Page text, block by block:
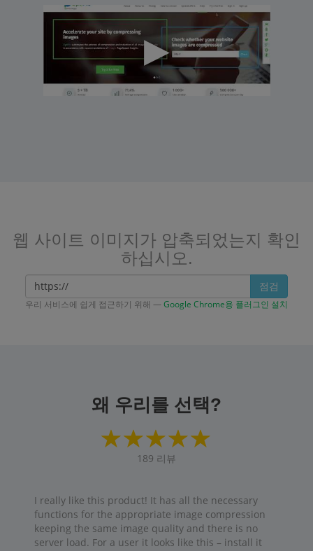
웹 사이트 이미지가 압축되었는지 확인
하십시오.
점검
우리 서비스에 쉽게 접근하기 위해 —Google Chrome용 플러그인 설치
왜 우리를 선택?
189 리뷰
I really like this product! It has all the necessary
functions for the appropriate image compression
keeping the same image quality and there is no
server load. For a user it looks like this – install it